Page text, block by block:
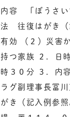
内容 「ぼうさい
法 往復はがき（
有効 （２）災害
持つ家族 ２．日
時３０分 ３．内
ラグ副理事長冨
がき（記入例参